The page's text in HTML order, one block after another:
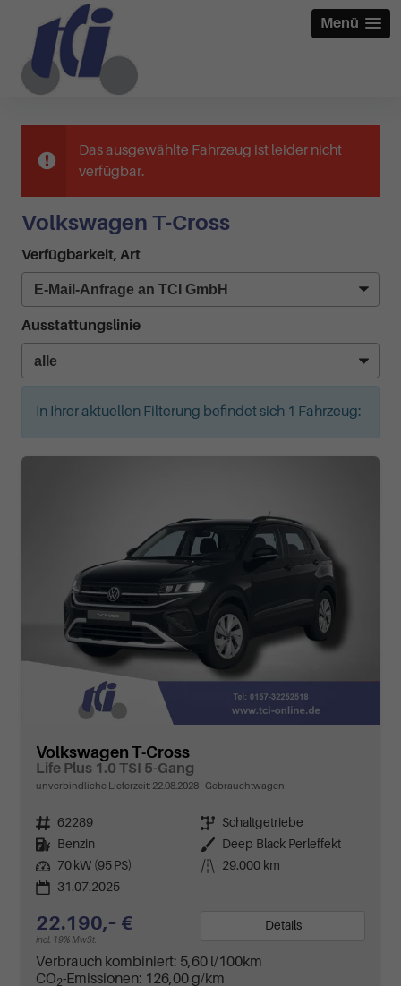
Menü
Das ausgewählte Fahrzeug ist leider nicht
verfügbar.
Volkswagen T-Cross
Verfügbarkeit, Art
Ausstattungslinie
In Ihrer aktuellen Filterung befindet sich 1 Fahrzeug:
Volkswagen T-Cross
Life Plus 1.0 TSI 5-Gang
unverbindliche Lieferzeit: 22.08.2028 Gebrauchtwagen
Fahrzeugnr. 62289 Getriebe Schaltgetriebe
Kraftstoff
Benzin Außenfarbe
Deep Black Perleffekt
Leistung 70 kW (95 PS) Kilometerstand
29.000 km
31.07.2025
22.190,– €
incl. 19% MwSt.
Details
Verbrauch kombiniert: 5,60 l/100km
CO2-Emissionen: 126,00 g/km